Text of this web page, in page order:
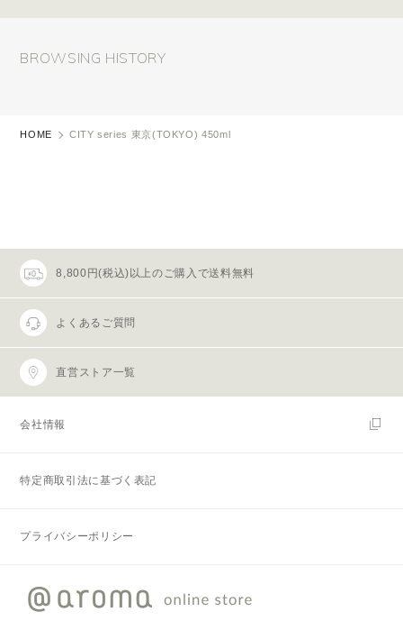
BROWSING HISTORY
HOME CITY series 東京(TOKYO) 450ml
8,800円(税込)以上のご購入で送料無料
よくあるご質問
直営ストア一覧
会社情報
特定商取引法に基づく表記
プライバシーポリシー